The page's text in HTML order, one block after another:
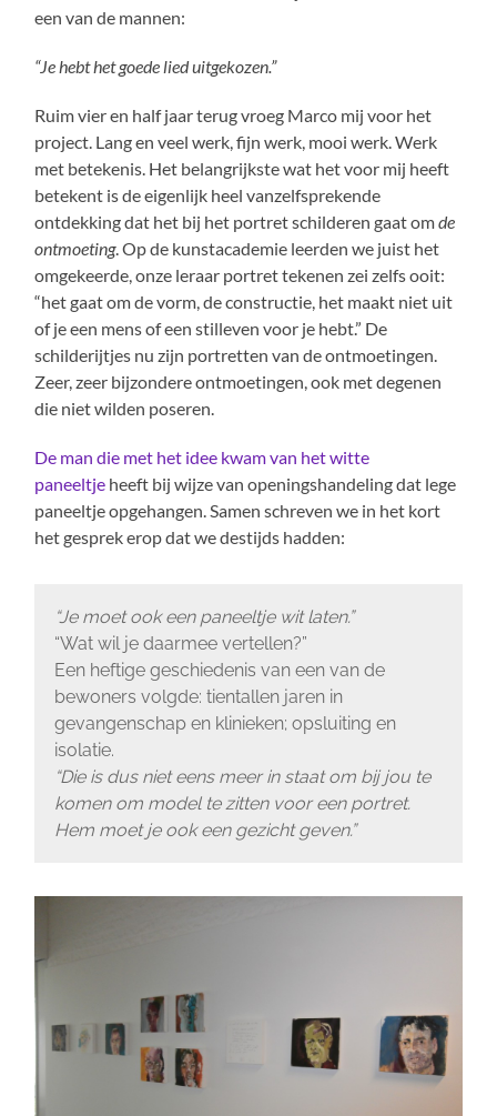
een van de mannen:
“Je hebt het goede lied uitgekozen.”
Ruim vier en half jaar terug vroeg Marco mij voor het
project. Lang en veel werk, fijn werk, mooi werk. Werk
met betekenis. Het belangrijkste wat het voor mij heeft
betekent is de eigenlijk heel vanzelfsprekende
ontdekking dat het bij het portret schilderen gaat omde
ontmoeting. Op de kunstacademie leerden we juist het
omgekeerde, onze leraar portret tekenen zei zelfs ooit:
“het gaat om de vorm, de constructie, het maakt niet uit
of je een mens of een stilleven voor je hebt.” De
schilderijtjes nu zijn portretten van de ontmoetingen.
Zeer, zeer bijzondere ontmoetingen, ook met degenen
die niet wilden poseren.
De man die met het idee kwam van het witte
paneeltje heeft bij wijze van openingshandeling dat lege
paneeltje opgehangen. Samen schreven we in het kort
het gesprek erop dat we destijds hadden:
“Je moet ook een paneeltje wit laten.”
“Wat wil je daarmee vertellen?”
Een heftige geschiedenis van een van de
bewoners volgde: tientallen jaren in
gevangenschap en klinieken; opsluiting en
isolatie.
“Die is dus niet eens meer in staat om bij jou te
komen om model te zitten voor een portret.
Hem moet je ook een gezicht geven.”